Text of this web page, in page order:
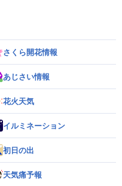
さくら開花情報
あじさい情報
花火天気
イルミネーション
初日の出
天気痛予報